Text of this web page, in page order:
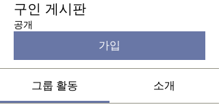
구인 게시판
공개
가입
그룹 활동 소개